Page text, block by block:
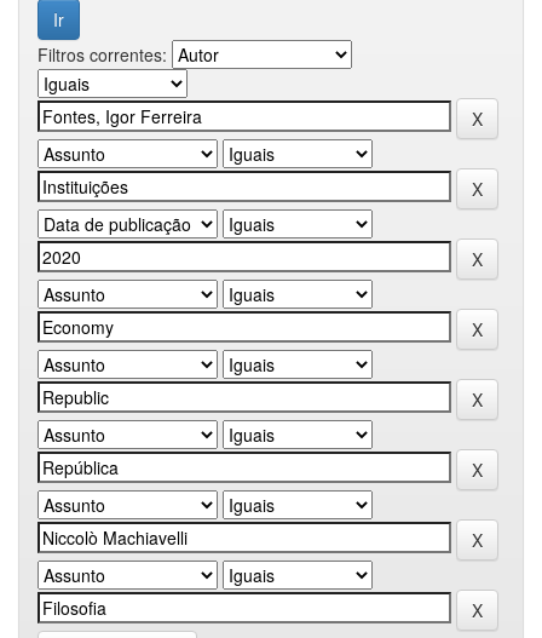
Filtros correntes: